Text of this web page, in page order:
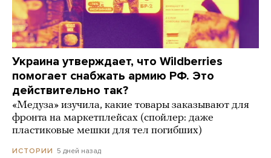
Украина утверждает, что Wildberries
помогает снабжать армию РФ. Это
действительно так?
«Медуза» изучила, какие товары заказывают для
фронта на маркетплейсах (спойлер: даже
пластиковые мешки для тел погибших)
ИСТОРИИ 5 дней назад